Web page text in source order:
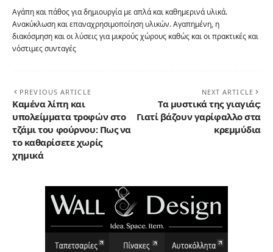
Αγάπη και πάθος για δημιουργία με απλά και καθημερινά υλικά.
Ανακύκλωση και επαναχρησιμοποίηση υλικών. Αγαπημένη, η
διακόσμηση και οι λύσεις για μικρούς χώρους καθώς και οι πρακτικές και
νόστιμες συνταγές
PREVIOUS ARTICLE
Καμένα λίπη και
υπολείμματα τροφών στο
τζάμι του φούρνου: Πως να
το καθαρίσετε χωρίς
χημικά
NEXT ARTICLE
Τα μυστικά της γιαγιάς:
Γιατί βάζουν γαρίφαλλο στα
κρεμμύδια